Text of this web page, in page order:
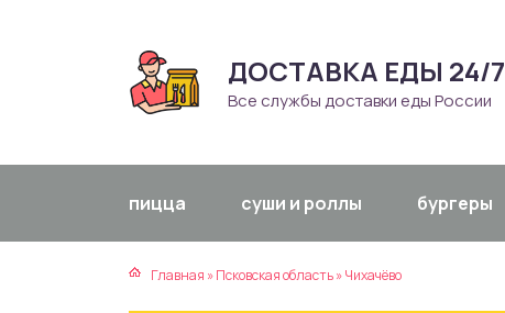
ДОСТАВКА ЕДЫ 24/7
Все службы доставки еды России
пицца суши и роллы бургеры
Главная »Псковская область»Чихачёво
кухня